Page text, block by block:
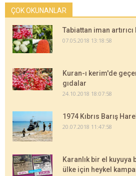
ÇOK OKUNANLAR
Tabiattan iman
07.05.2018 13:18:58
Kuran-ı kerim'de
gıdalar
24.10.2018 18:07:58
1974 Kıbrıs Barış
20.07.2018 11:47:58
Karanlık bir el kuyuya
ülke için heykel